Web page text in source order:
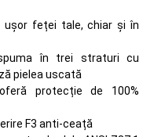
ușor feței tale, chiar și în
în trei straturi cu
pielea uscată
protecție de 100%
F3 anti-ceață